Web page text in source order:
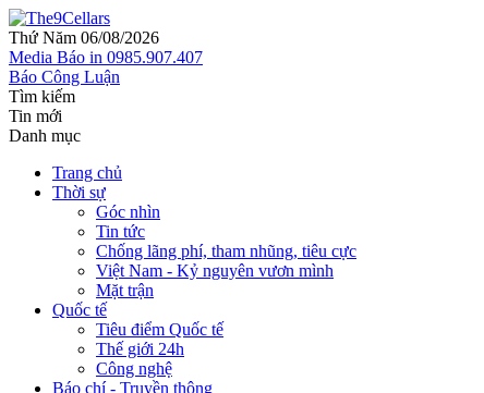
Thứ Năm 06/08/2026
Media Báo in 0985.907.407
Báo Công Luận
Tìm kiếm
Tin mới
Danh mục
Trang chủ
Thời sự
Góc nhìn
Tin tức
Chống lãng phí, tham nhũng, tiêu cực
Việt Nam - Kỷ nguyên vươn mình
Mặt trận
Quốc tế
Tiêu điểm Quốc tế
Thế giới 24h
Công nghệ
Báo chí - Truyền thông